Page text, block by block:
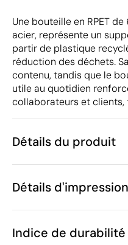
Une bouteille en RPET
acier, représente un
partir de plastique
réduction des déchets.
contenu, tandis que le
utile au quotidien
collaborateurs et
Détails du produit
Caractéristiques
Code du produit
Taille
Détails d'impression
Indice de